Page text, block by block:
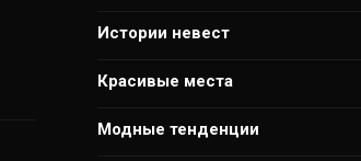
Истории невест
Красивые места
Модные тенденции